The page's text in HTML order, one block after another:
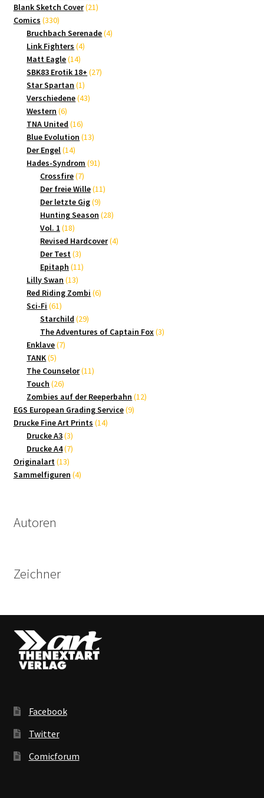
Blank Sketch Cover 2121
Comics 330330
Produkte
Bruchbach Serenade 44
Link Fighters 44
Matt Eagle 1414
Produkte
SBK83 Erotik 18+ 2727
Star Spartan 11
Produkt
Verschiedene 4343
Western 66
Produkte
TNA United 1616
Produkte
Blue Evolution 1313
Der Engel 1414
Produkte
Hades-Syndrom 9191
Crossfire 77
Produkte
Der freie Wille 1111
Der letzte Gig 99
Produkte
Hunting Season 2828
Vol. 1 1818
Produkte
Revised Hardcover 44
Der Test 33
Produkte
Epitaph 1111
Lilly Swan 1313
Produkte
Red Riding Zombi 66
Sci-Fi 6161
Produkte
Starchild 2929
Produkte
The Adventures of Captain Fox 33
Enklave 77
TANK 55
Produkte
The Counselor 1111
Touch 2626
Produkte
Zombies auf der Reeperbahn 1212
EGS European Grading Service 99
Drucke Fine Art Prints 1414
Drucke A3 33
Produkte
Drucke A4 77
Originalart 1313
Produkte
Sammelfiguren 44
Autoren
Zeichner
Facebook
Twitter
Comicforum